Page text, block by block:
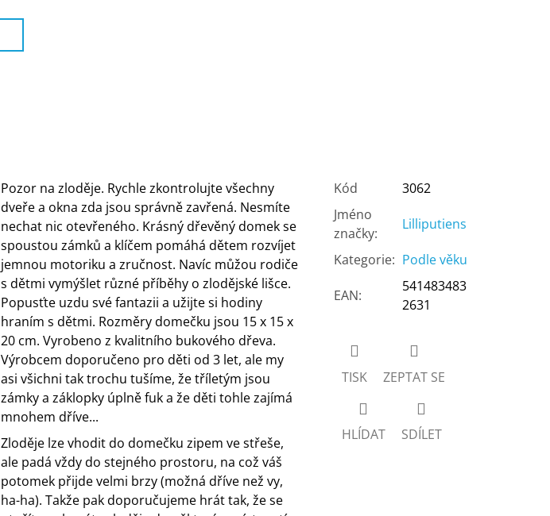
Pozor na zloděje. Rychle zkontrolujte všechny
dveře a okna zda jsou správně zavřená. Nesmíte
nechat nic otevřeného. Krásný dřevěný domek se
spoustou zámků a klíčem pomáhá dětem rozvíjet
jemnou motoriku a zručnost. Navíc můžou rodiče
s dětmi vymýšlet různé příběhy o zlodějské lišce.
Popusťte uzdu své fantazii a užijte si hodiny
hraním s dětmi. Rozměry domečku jsou 15 x 15 x
20 cm. Vyrobeno z kvalitního bukového dřeva.
Výrobcem doporučeno pro děti od 3 let, ale my
asi všichni tak trochu tušíme, že tříletým jsou
zámky a záklopky úplně fuk a že děti tohle zajímá
mnohem dříve...
Zloděje lze vhodit do domečku zipem ve střeše,
ale padá vždy do stejného prostoru, na což váš
potomek přijde velmi brzy (možná dříve než vy,
ha-ha). Takže pak doporučujeme hrát tak, že se
Kód
3062
Jméno
značky:
Lilliputiens
Kategorie: Podle věku
EAN:
541483483
2631
TISK ZEPTAT SE
HLÍDAT SDÍLET